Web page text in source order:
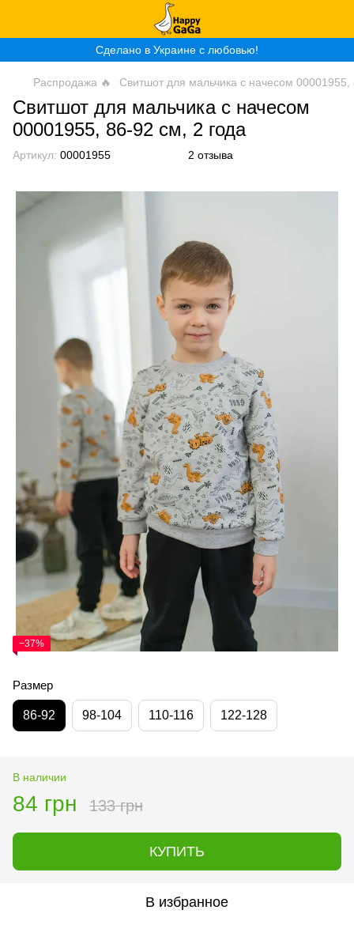
Сделано в Украине с любовью!
Распродажа 🔥 Свитшот для мальчика с начесом
Свитшот для мальчика с начесом
00001955, 86-92 см, 2 года
Артикул: 00001955 2 отзыва
−37%
Размер
86-92 98-104 110-116 122-128
В наличии
84 грн 133 грн
КУПИТЬ
В избранное